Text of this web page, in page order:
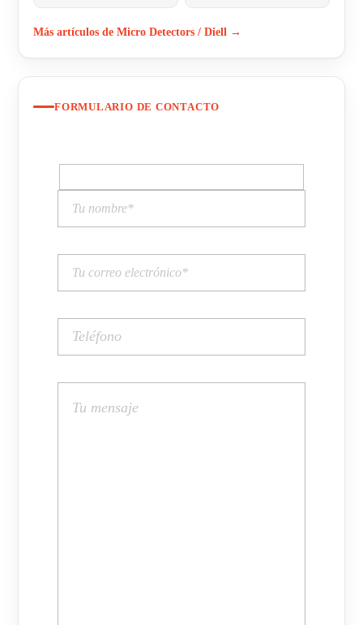
Más artículos de Micro Detectors / Diell →
FORMULARIO DE CONTACTO